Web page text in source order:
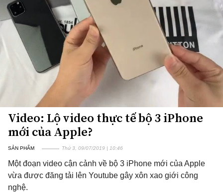
Video: Lộ video thực tế bộ 3 iPhone
mới của Apple?
SẢN PHẨM Thứ 3, 09/07/2019 | 10:46
Một đoạn video cận cảnh về bộ 3 iPhone mới của Apple
vừa được đăng tải lên Youtube gây xôn xao giới công
nghệ.